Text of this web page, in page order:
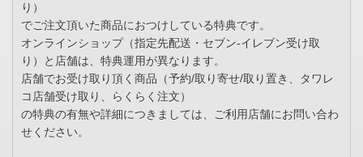
り）
でご注文頂いた商品におつけしている特典です。
オンラインショップ（指定先配送・セブン-イレブン受け取
り）と店舗は、特典運用が異なります。
店舗でお受け取り頂く商品（予約/取り寄せ/取り置き、タワレ
コ店舗受け取り、らくらく注文）
の特典の有無や詳細につきましては、ご利用店舗にお問い合わ
せください。